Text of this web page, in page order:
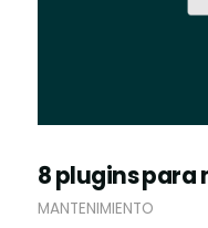
8 plugins para
MANTENIMIENTO